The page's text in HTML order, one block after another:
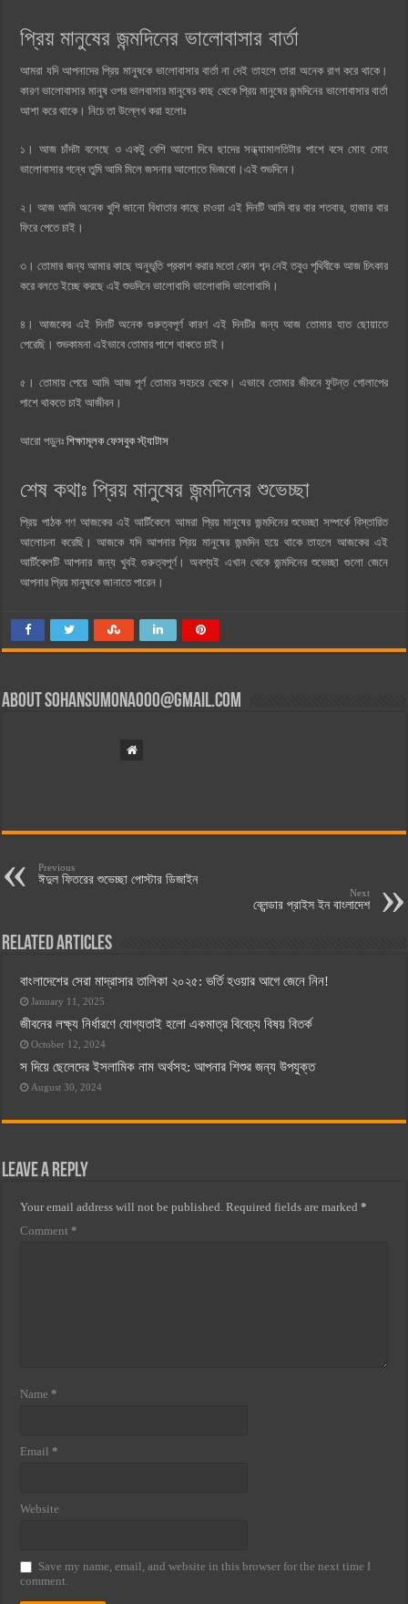
প্রিয় মানুষের জন্মদিনের ভালোবাসার বার্তা
আমরা যদি আপনাদের প্রিয় মানুষকে ভালোবাসার বার্তা না দেই তাহলে তারা অনেক রাগ করে থাকে।
কারণ ভালোবাসার মানুষ ওপর ভালবাসার মানুষের কাছ থেকে প্রিয় মানুষের জন্মদিনের ভালোবাসার বার্তা
আশা করে থাকে। নিচে তা উল্লেখ করা হলোঃ
১। আজ চাঁদটা বলেছে ও একটু বেশি আলো দিবে ছাদের সন্ধ্যামালতিটার পাশে বসে মোহ মোহ
ভালোবাসার গন্ধে তুমি আমি মিলে জসনার আলোতে ভিজবো।এই শুভদিনে।
২। আজ আমি অনেক খুশি জানো বিধাতার কাছে চাওয়া এই দিনটি আমি বার বার শতবার, হাজার বার
ফিরে পেতে চাই।
৩। তোমার জন্য আমার কাছে অনুভূতি প্রকাশ করার মতো কোন শব্দ নেই তবুও পৃথিবীকে আজ চিৎকার
করে বলতে ইচ্ছে করছে এই শুভদিনে ভালোবাসি ভালোবাসি ভালোবাসি।
৪। আজকের এই দিনটি অনেক গুরুত্বপূর্ণ কারণ এই দিনটির জন্য আজ তোমার হাত ছোয়াতে
পেরেছি। শুভকামনা এইভাবে তোমার পাশে থাকতে চাই।
৫। তোমায় পেয়ে আমি আজ পূর্ণ তোমার সহচরে থেকে। এভাবে তোমার জীবনে ফুটন্ত গোলাপের
পাশে থাকতে চাই আজীবন।
আরো পড়ুনঃশিক্ষামূলক ফেসবুক স্ট্যাটাস
শেষ কথাঃ প্রিয় মানুষের জন্মদিনের শুভেচ্ছা
প্রিয় পাঠক গণ আজকের এই আর্টিকেলে আমরা প্রিয় মানুষের জন্মদিনের শুভেচ্ছা সম্পর্কে বিস্তারিত
আলোচনা করেছি। আজকে যদি আপনার প্রিয় মানুষের জন্মদিন হয়ে থাকে তাহলে আজকের এই
আর্টিকেলটি আপনার জন্য খুবই গুরুত্বপূর্ণ। অবশ্যই এখান থেকে জন্মদিনের শুভেচ্ছা গুলো জেনে
আপনার প্রিয় মানুষকে জানাতে পারেন।
Aboutsohansumona000@gmail.com
Previous
ঈদুল ফিতরের শুভেচ্ছা পোস্টার ডিজাইন
Next
ব্লেন্ডার প্রাইস ইন বাংলাদেশ
Related Articles
বাংলাদেশের সেরা মাদ্রাসার তালিকা ২০২৫: ভর্তি হওয়ার আগে জেনে নিন!
January 11, 2025
জীবনের লক্ষ্য নির্ধারণে যোগ্যতাই হলো একমাত্র বিবেচ্য বিষয় বিতর্ক
October 12, 2024
স দিয়ে ছেলেদের ইসলামিক নাম অর্থসহ: আপনার শিশুর জন্য উপযুক্ত
August 30, 2024
Leave a Reply
Your email address will not be published. Required fields are marked*
Comment *
Name *
Email *
Website
Save my name, email, and website in this browser for the next time I
comment.